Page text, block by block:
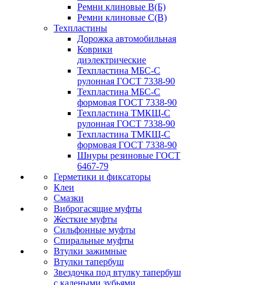
Ремни клиновые В(Б)
Ремни клиновые С(В)
Техпластины
Дорожка автомобильная
Коврики
диэлектрические
Техпластина МБС-С
рулонная ГОСТ 7338-90
Техпластина МБС-С
формовая ГОСТ 7338-90
Техпластина ТМКЩ-С
рулонная ГОСТ 7338-90
Техпластина ТМКЩ-С
формовая ГОСТ 7338-90
Шнуры резиновые ГОСТ
6467-79
Герметики и фиксаторы
Клеи
Смазки
Виброгасящие муфты
Жесткие муфты
Сильфонные муфты
Спиральные муфты
Втулки зажимные
Втулки тапербуш
Звездочка под втулку тапербуш
c калеными зубьями